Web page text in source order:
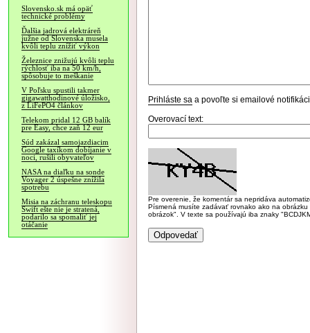
Slovensko.sk má opäť
technické problémy
Ďalšia jadrová elektráreň
južne od Slovenska musela
kvôli teplu znížiť výkon
Železnice znižujú kvôli teplu
rýchlosť iba na 50 km/h,
spôsobuje to meškanie
V Poľsku spustili takmer
gigawatthodinové úložisko,
z LiFePO4 článkov
Telekom pridal 12 GB balík
pre Easy, chce zaň 12 eur
Súd zakázal samojazdiacim
Google taxíkom dobíjanie v
noci, rušili obyvateľov
NASA na diaľku na sonde
Voyager 2 úspešne znížila
spotrebu
Misia na záchranu teleskopu
Swift ešte nie je stratená,
podarilo sa spomaliť jej
otáčanie
Prihláste sa a povoľte si emailové
Overovací text:
Pre overenie, že komentár sa nepridáva
Písmená musíte zadávať rovnako ako na
obrázok". V texte sa používajú iba znaky